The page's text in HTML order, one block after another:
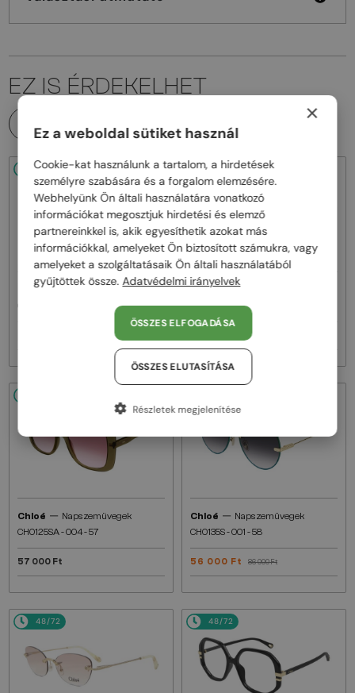
EZ IS ÉRDEKELHET
48/72
Chloé — Napszemüvegek
CH0081S - 002 - 55
48/72
Chloé—Napszemüvegek
CH0082S - 005 - 57
Chloé — Napszemüvegek
CH0125SA - 004 - 57
57 000 Ft
Chloé — Napszemüvegek
CH0135S - 001 - 58
56 000 Ft 86 000 Ft
48/72 48/72
×
Ez a weboldal sütiket használ
Cookie-kat használunk a tartalom, a hirdetések
személyre szabására és a forgalom elemzésére.
Webhelyünk Ön általi használatára vonatkozó
információkat megosztjuk hirdetési és elemző
partnereinkkel is, akik egyesíthetik azokat más
információkkal, amelyeket Ön biztosított számukra, vagy
amelyeket a szolgáltatásaik Ön általi használatából
gyűjtöttek össze.Adatvédelmi irányelvek
ÖSSZES ELFOGADÁSA
ÖSSZES ELUTASÍTÁSA
Részletek megjelenítése